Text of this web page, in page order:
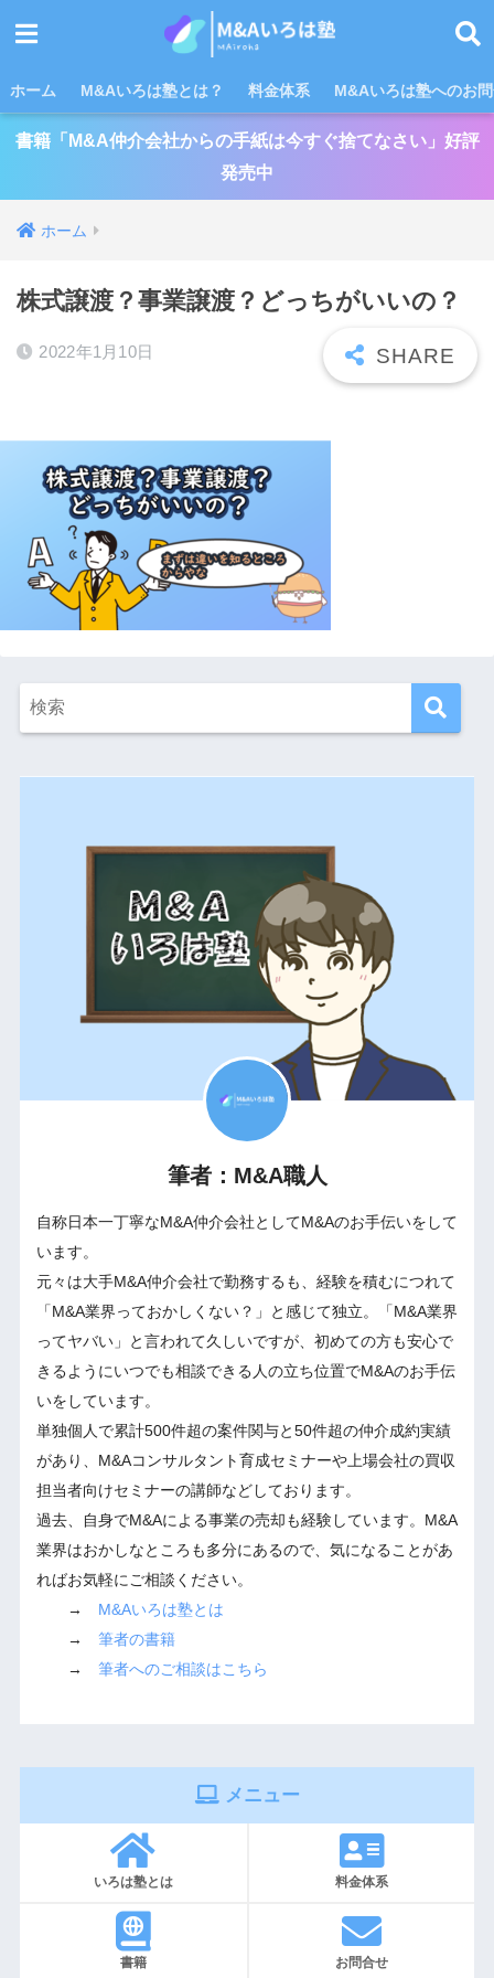
ホーム M&Aいろは塾とは？ 料金体系 M&Aいろは塾へのお
書籍「M&A仲介会社からの手紙は今すぐ捨てなさい」好評
発売中
ホーム
株式譲渡？事業譲渡？どっちがいいの？
2022年1月10日
筆者：M&A職人
自称日本一丁寧なM&A仲介会社としてM&Aのお手伝いをして
います。
元々は大手M&A仲介会社で勤務するも、経験を積むにつれて
「M&A業界っておかしくない？」と感じて独立。「M&A業界
ってヤバい」と言われて久しいですが、初めての方も安心で
きるようにいつでも相談できる人の立ち位置でM&Aのお手伝
いをしています。
単独個人で累計500件超の案件関与と50件超の仲介成約実績
があり、M&Aコンサルタント育成セミナーや上場会社の買収
担当者向けセミナーの講師などしております。
過去、自身でM&Aによる事業の売却も経験しています。M&A
業界はおかしなところも多分にあるので、気になることがあ
ればお気軽にご相談ください。
→ M&Aいろは塾とは
→ 筆者の書籍
→ 筆者へのご相談はこちら
メニュー
いろは塾とは 料金体系
書籍 お問合せ